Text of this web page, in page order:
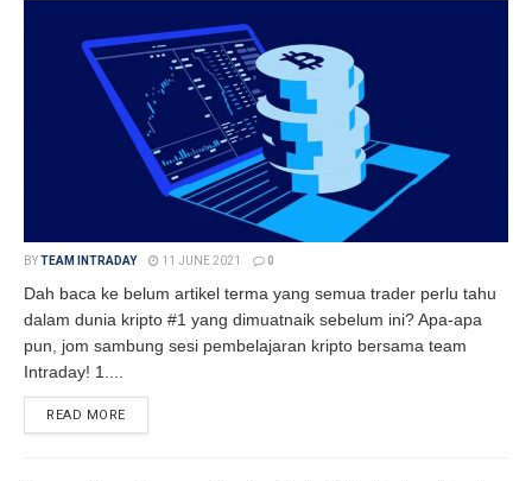
BYTEAM INTRADAY 11 JUNE 2021 0
Dah baca ke belum artikel terma yang semua trader perlu tahu
dalam dunia kripto #1 yang dimuatnaik sebelum ini? Apa-apa
pun, jom sambung sesi pembelajaran kripto bersama team
Intraday! 1....
READ MORE